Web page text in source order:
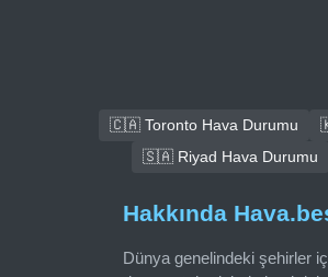
🇨🇦 Toronto Hava Durumu
🇸🇦 Riyad Hava Durumu
Hakkında
Dünya genelindeki şehirler